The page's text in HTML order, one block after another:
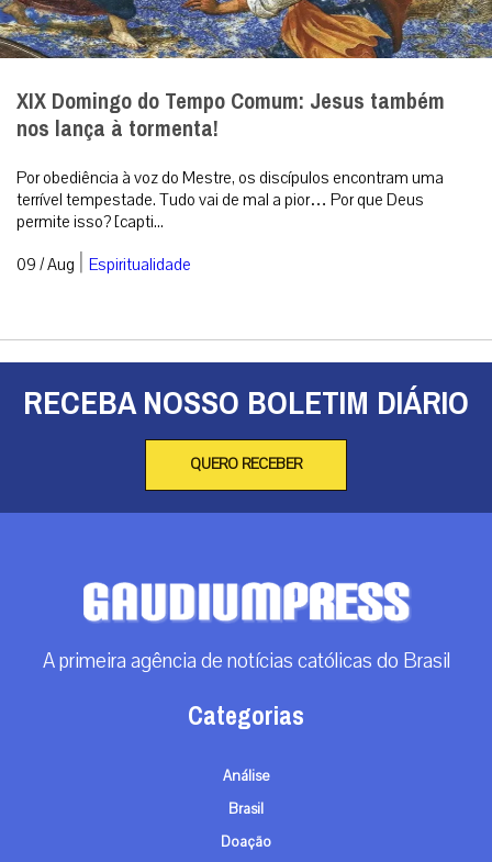
XIX Domingo do Tempo Comum: Jesus também
nos lança à tormenta!
Por obediência à voz do Mestre, os discípulos encontram uma
terrível tempestade. Tudo vai de mal a pior… Por que Deus
permite isso? [capti...
09 / Aug | Espiritualidade
RECEBA NOSSO BOLETIM DIÁRIO
QUERO RECEBER
A primeira agência de notícias católicas do Brasil
Categorias
Análise
Brasil
Doação